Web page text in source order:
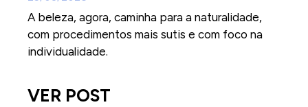
A beleza, agora, caminha para a naturalidade,
com procedimentos mais sutis e com foco na
individualidade.
VER POST